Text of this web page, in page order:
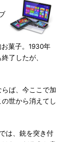
菓子。1930年
了したが、
ば、今ここで加
世から消えてし
は、銃を突き付